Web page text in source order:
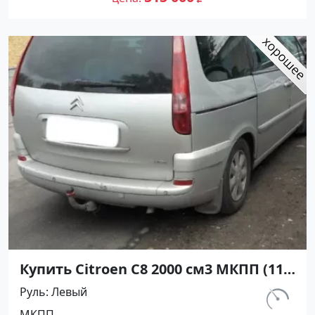
Авторынок23
Купить Citroen C8 2000 см3 МКПП (110
л.с.) Дизель турбонаддув в
Саратовская: цвет Серебряный
км.
Руль Левый